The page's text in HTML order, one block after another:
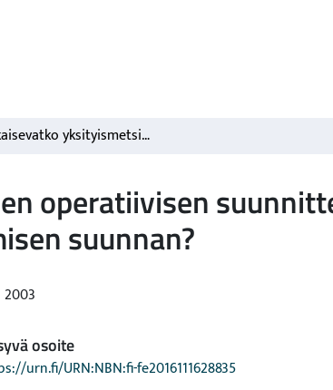
Ratkaisevatko yksityismetsien operatiivisen suunnittelun tarpeet metsäsuunnittelun kehittämisen suunnan?
operatiivisen
suunnan?
2003
osoite
urn.fi/URN:NBN:fi-fe2016111628835